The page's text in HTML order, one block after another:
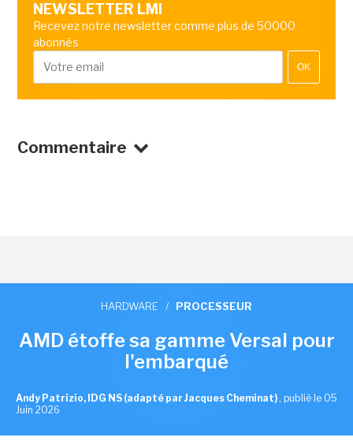
NEWSLETTER LMI
Recevez notre newsletter comme plus de 50000
abonnés
OK
Commentaire
HARDWARE / PROCESSEUR
AMD étoffe sa gamme Versal pour
l'embarqué
Andy Patrizio, IDG NS (adapté par Jacques Cheminat) , publié le 05
Juin 2026